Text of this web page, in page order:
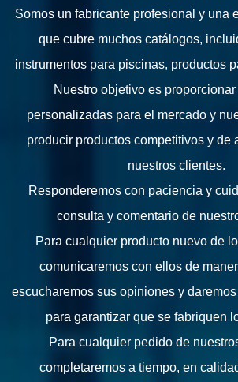
Somos un fabricante profesional y una
que cubre muchos catálogos,
instrumentos para piscinas, productos
Nuestro objetivo es
personalizadas para el mercado y
producir productos competitivos y de
nuestros clientes.
Responderemos con paciencia y
consulta y comentario de
Para cualquier producto nuevo de
comunicaremos con ellos de
escucharemos sus opiniones y
para garantizar que se fabriquen
Para cualquier pedido de
completaremos a tiempo, en